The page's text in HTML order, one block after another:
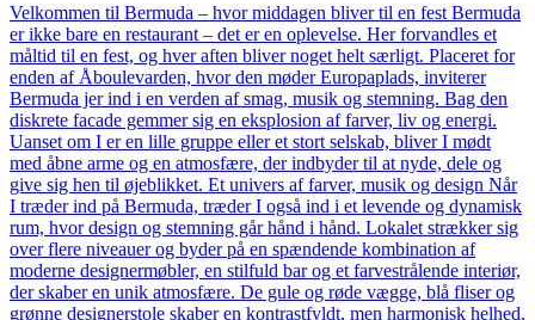
Velkommen til Bermuda – hvor middagen bliver til en fest Bermuda
er ikke bare en restaurant – det er en oplevelse. Her forvandles et
måltid til en fest, og hver aften bliver noget helt særligt. Placeret for
enden af Åboulevarden, hvor den møder Europaplads, inviterer
Bermuda jer ind i en verden af smag, musik og stemning. Bag den
diskrete facade gemmer sig en eksplosion af farver, liv og energi.
Uanset om I er en lille gruppe eller et stort selskab, bliver I mødt
med åbne arme og en atmosfære, der indbyder til at nyde, dele og
give sig hen til øjeblikket. Et univers af farver, musik og design Når
I træder ind på Bermuda, træder I også ind i et levende og dynamisk
rum, hvor design og stemning går hånd i hånd. Lokalet strækker sig
over flere niveauer og byder på en spændende kombination af
moderne designermøbler, en stilfuld bar og et farvestrålende interiør,
der skaber en unik atmosfære. De gule og røde vægge, blå fliser og
grønne designerstole skaber en kontrastfyldt, men harmonisk helhed,